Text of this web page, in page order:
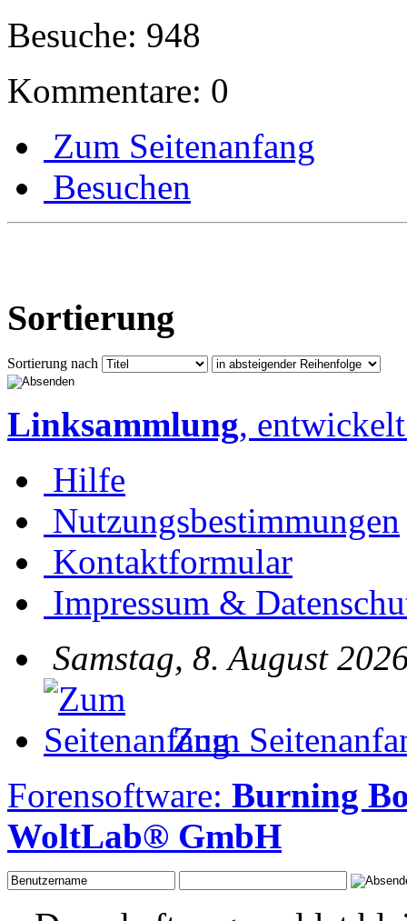
Besuche: 948
Kommentare: 0
Zum Seitenanfang
Besuchen
Sortierung
Sortierung nach
Linksammlung,
Hilfe
Nutzungsbestimmungen
Kontaktformular
Impressum &
Samstag, 8. August
Zum
Forensoftware: Burning
WoltLab® GmbH